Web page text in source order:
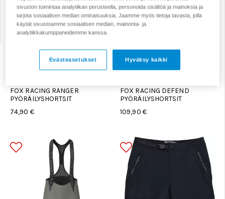
FOX RACING RANGER
PYÖRÄILYSHORTSIT
74,90 €
FOX RACING DEFEND
PYÖRÄILYSHORTSIT
109,90 €
sivuston toimintaa analytiikan perusteella, personoida sisältöä ja mainoksia ja
tarjota sosiaalisen median ominaisuuksia. Jaamme myös tietoja tavasta, jolla
käytät sivustoamme sosiaalisen median, mainonta- ja
analytiikkakumppaneidemme kanssa.
Hyväksy kaikki
Evästeasetukset